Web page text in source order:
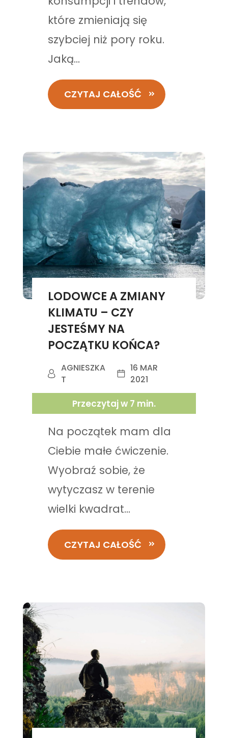
które zmieniają się
szybciej niż pory roku.
Jaką...
CZYTAJ CAŁOŚĆ
LODOWCE A ZMIANY
KLIMATU – CZY
JESTEŚMY NA
POCZĄTKU KOŃCA?
AGNIESZKA
T
16 MAR
2021
Przeczytaj w 7 min.
Na początek mam dla
Ciebie małe ćwiczenie.
Wyobraź sobie, że
wytyczasz w terenie
wielki kwadrat...
CZYTAJ CAŁOŚĆ